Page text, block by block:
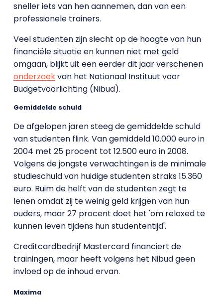
sneller iets van hen aannemen, dan van een
professionele trainers.
Veel studenten zijn slecht op de hoogte van hun
financiële situatie en kunnen niet met geld
omgaan, blijkt uit een eerder dit jaar verschenen
onderzoekvan het Nationaal Instituut voor
Budgetvoorlichting (Nibud).
Gemiddelde schuld
De afgelopen jaren steeg de gemiddelde schuld
van studenten flink. Van gemiddeld 10.000 euro in
2004 met 25 procent tot 12.500 euro in 2008.
Volgens de jongste verwachtingen is de minimale
studieschuld van huidige studenten straks 15.360
euro. Ruim de helft van de studenten zegt te
lenen omdat zij te weinig geld krijgen van hun
ouders, maar 27 procent doet het 'om relaxed te
kunnen leven tijdens hun studententijd'.
Creditcardbedrijf Mastercard financiert de
trainingen, maar heeft volgens het Nibud geen
invloed op de inhoud ervan.
Maxima